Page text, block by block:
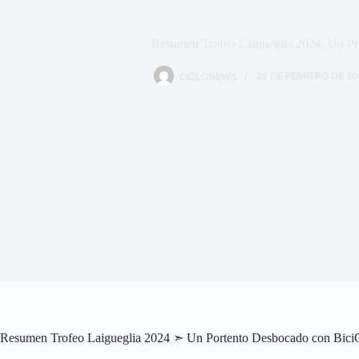
Resumen Trofeo Laigueglia 2024 ➣ Un Portento Desbocado con